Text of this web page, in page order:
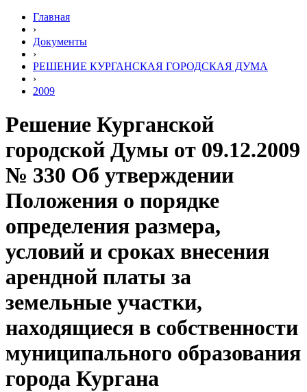
Главная
›
Документы
›
РЕШЕНИЕ КУРГАНСКАЯ ГОРОДСКАЯ ДУМА
›
2009
Решение Курганской
городской Думы от 09.12.2009
№ 330 Об утверждении
Положения о порядке
определения размера,
условий и сроках внесения
арендной платы за
земельные участки,
находящиеся в собственности
муниципального образования
города Кургана